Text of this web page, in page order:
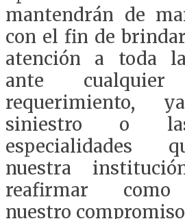
mantendrán de
con el fin de
atención a toda
ante
requerimiento,
siniestro o
especialidades
nuestra
reafirmar
nuestro